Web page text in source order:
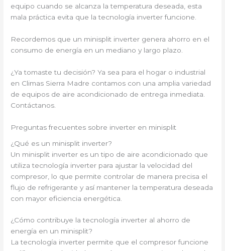
equipo cuando se alcanza la temperatura deseada, esta
mala práctica evita que la tecnología inverter funcione.
Recordemos que un minisplit inverter genera ahorro en el
consumo de energía en un mediano y largo plazo.
¿Ya tomaste tu decisión? Ya sea para el hogar o industrial
en Climas Sierra Madre contamos con una amplia variedad
de equipos de aire acondicionado de entrega inmediata.
Contáctanos.
Preguntas frecuentes sobre inverter en minisplit
¿Qué es un minisplit inverter?
Un minisplit inverter es un tipo de aire acondicionado que
utiliza tecnología inverter para ajustar la velocidad del
compresor, lo que permite controlar de manera precisa el
flujo de refrigerante y así mantener la temperatura deseada
con mayor eficiencia energética.
¿Cómo contribuye la tecnología inverter al ahorro de
energía en un minisplit?
La tecnología inverter permite que el compresor funcione